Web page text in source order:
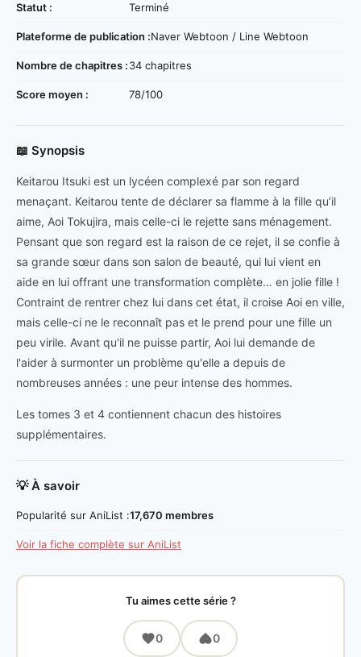
Statut : Terminé
Plateforme de publication :Naver Webtoon / Line Webtoon
Nombre de chapitres :34 chapitres
Score moyen : 78/100
📖 Synopsis
Keitarou Itsuki est un lycéen complexé par son regard
menaçant. Keitarou tente de déclarer sa flamme à la fille qu’il
aime, Aoi Tokujira, mais celle-ci le rejette sans ménagement.
Pensant que son regard est la raison de ce rejet, il se confie à
sa grande sœur dans son salon de beauté, qui lui vient en
aide en lui offrant une transformation complète… en jolie fille !
Contraint de rentrer chez lui dans cet état, il croise Aoi en ville,
mais celle-ci ne le reconnaît pas et le prend pour une fille un
peu virile. Avant qu'il ne puisse partir, Aoi lui demande de
l'aider à surmonter un problème qu'elle a depuis de
nombreuses années : une peur intense des hommes.
Les tomes 3 et 4 contiennent chacun des histoires
supplémentaires.
💡 À savoir
Popularité sur AniList :17,670 membres
Voir la fiche complète sur AniList
Tu aimes cette série ?
0 0